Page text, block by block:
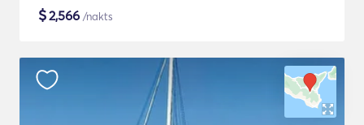
$2,566 /nakts